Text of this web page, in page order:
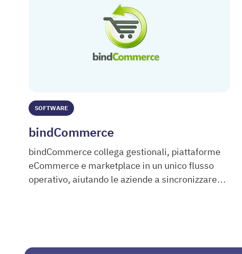
SOFTWARE
bindCommerce
bindCommerce collega gestionali, piattaforme
eCommerce e marketplace in un unico flusso
operativo, aiutando le aziende a sincronizzare